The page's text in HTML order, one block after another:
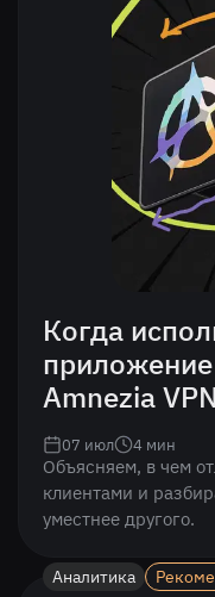
Когда
Amnezia VPN
Объясняем, в чем
клиентами и
уместнее другого.
07 июл 4 мин
Аналитика